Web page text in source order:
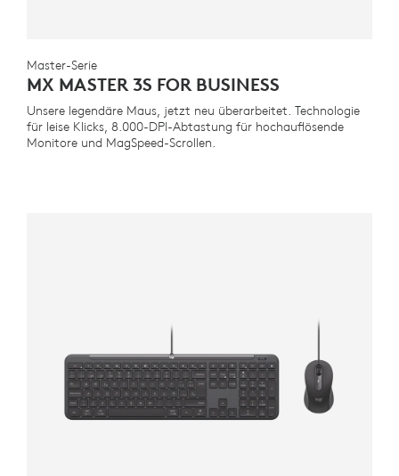
Master-Serie
MX MASTER 3S FOR BUSINESS
Unsere legendäre Maus, jetzt neu überarbeitet. Technologie
für leise Klicks, 8.000-DPI-Abtastung für hochauflösende
Monitore und MagSpeed-Scrollen.